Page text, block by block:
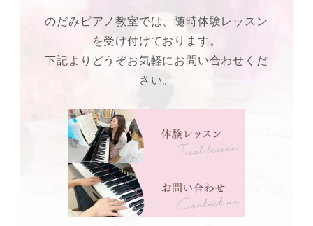
のだみピアノ教室では、随時体験レッスン
を受け付けております。
下記よりどうぞお気軽にお問い合わせくだ
さい。